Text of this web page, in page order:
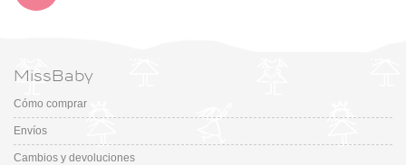
MissBaby
Cómo comprar
Envíos
Cambios y devoluciones